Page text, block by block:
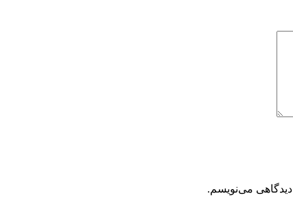
دیدگاهی می‌نویسم.